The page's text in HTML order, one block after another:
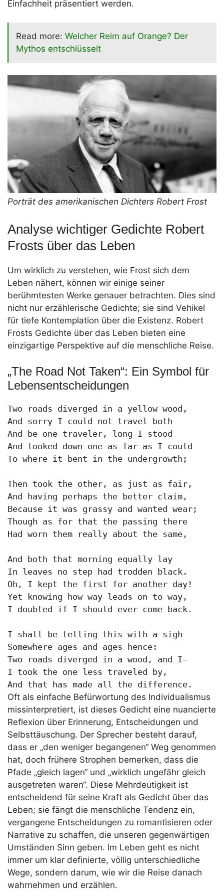
Einfachheit präsentiert werden.
Read more: Welcher Reim auf Orange? Der
Mythos entschlüsselt
Porträt des amerikanischen Dichters Robert Frost
Analyse wichtiger Gedichte Robert
Frosts über das Leben
Um wirklich zu verstehen, wie Frost sich dem
Leben nähert, können wir einige seiner
berühmtesten Werke genauer betrachten. Dies sind
nicht nur erzählerische Gedichte; sie sind Vehikel
für tiefe Kontemplation über die Existenz. Robert
Frosts Gedichte über das Leben bieten eine
einzigartige Perspektive auf die menschliche Reise.
„The Road Not Taken“: Ein Symbol für
Lebensentscheidungen
Two roads diverged in a yellow wood,
And sorry I could not travel both
And be one traveler, long I stood
And looked down one as far as I could
To where it bent in the undergrowth;
Then took the other, as just as fair,
And having perhaps the better claim,
Because it was grassy and wanted wear;
Though as for that the passing there
Had worn them really about the same,
And both that morning equally lay
In leaves no step had trodden black.
Oh, I kept the first for another day!
Yet knowing how way leads on to way,
I doubted if I should ever come back.
I shall be telling this with a sigh
Somewhere ages and ages hence:
Two roads diverged in a wood, and I—
I took the one less traveled by,
And that has made all the difference.
Oft als einfache Befürwortung des Individualismus
missinterpretiert, ist dieses Gedicht eine nuancierte
Reflexion über Erinnerung, Entscheidungen und
Selbsttäuschung. Der Sprecher besteht darauf,
dass er „den weniger begangenen“ Weg genommen
hat, doch frühere Strophen bemerken, dass die
Pfade „gleich lagen“ und „wirklich ungefähr gleich
ausgetreten waren“. Diese Mehrdeutigkeit ist
entscheidend für seine Kraft als Gedicht über das
Leben; sie fängt die menschliche Tendenz ein,
vergangene Entscheidungen zu romantisieren oder
Narrative zu schaffen, die unseren gegenwärtigen
Umständen Sinn geben. Im Leben geht es nicht
immer um klar definierte, völlig unterschiedliche
Wege, sondern darum, wie wir die Reise danach
wahrnehmen und erzählen.